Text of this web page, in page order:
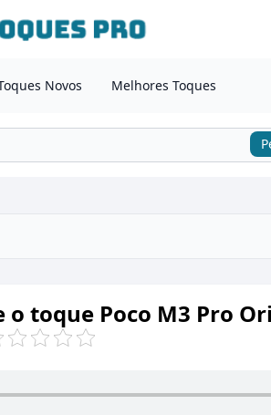
Novos Melhores Toques
toque Poco M3 Pro